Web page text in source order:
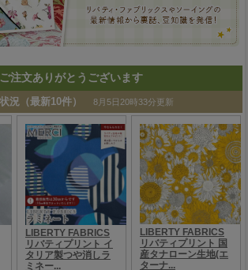
ご注文ありがとうございます